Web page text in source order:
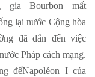
gia Bourbon mất
lại nước Cộng hòa
đã dẫn đến việc
Pháp cách mạng.
đếNapoléon I của